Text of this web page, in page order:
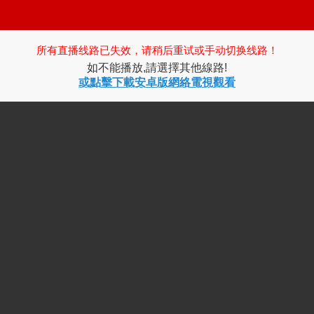
所有直播线路已失效，请稍后重试或手动切换线路！
如不能播放,請選擇其他線路!
或點擊下載安卓版網絡電視觀看